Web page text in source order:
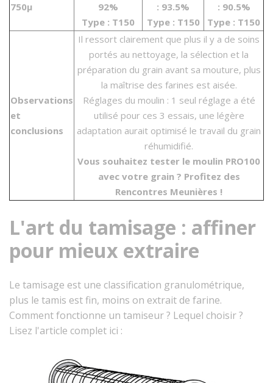
750µ
92%
Type : T150
: 93.5%
Type : T150
: 90.5%
Type : T150
Observations
et
conclusions
Il ressort clairement que plus il y a de soins
portés au nettoyage, la sélection et la
préparation du grain avant sa mouture, plus
la maîtrise des farines est aisée.
Réglages du moulin : 1 seul réglage a été
utilisé pour ces 3 essais, une légère
adaptation aurait optimisé le travail du grain
réhumidifié.
Vous souhaitez tester le moulin PRO100
avec votre grain ? Profitez des
Rencontres Meunières !
L'art du tamisage : affiner
pour mieux extraire
Le tamisage est une classification granulométrique,
plus le tamis est fin, moins on extrait de farine.
Comment fonctionne un tamiseur ? Lequel choisir ?
Lisez l'article complet ici :